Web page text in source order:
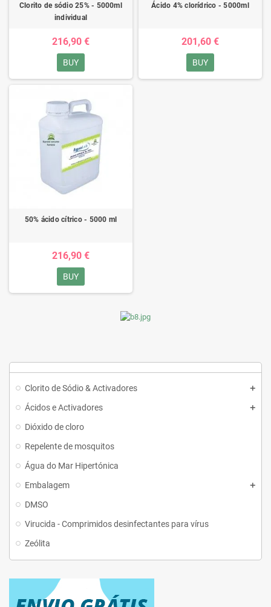
Clorito de Sódio & Activadores
Ácidos e Activadores
Dióxido de cloro
Repelente de mosquitos
Água do Mar Hipertónica
Embalagem
DMSO
Virucida - Comprimidos desinfectantes para vírus
Zeólita
Clorito de sódio 25% - 5000ml
individual
216,90 €
BUY
Ácido 4% clorídrico - 5000ml
201,60 €
BUY
50% ácido cítrico - 5000 ml
216,90 €
BUY